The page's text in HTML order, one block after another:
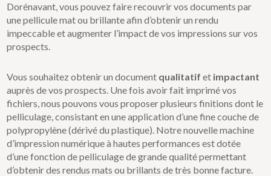
Dorénavant, vous pouvez faire recouvrir vos documents par
une pellicule mat ou brillante afin d’obtenir un rendu
impeccable et augmenter l’impact de vos impressions sur vos
prospects.
Vous souhaitez obtenir un document qualitatif et impactant
auprès de vos prospects. Une fois avoir fait imprimé vos
fichiers, nous pouvons vous proposer plusieurs finitions dont le
pelliculage, consistant en une application d’une fine couche de
polypropylène (dérivé du plastique). Notre nouvelle machine
d’impression numérique à hautes performances est dotée
d’une fonction de pelliculage de grande qualité permettant
d’obtenir des rendus mats ou brillants de très bonne facture.